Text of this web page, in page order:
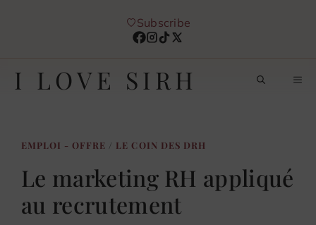
Subscribe
I LOVE SIRH
EMPLOI - OFFRE / LE COIN DES DRH
Le marketing RH appliqué
au recrutement